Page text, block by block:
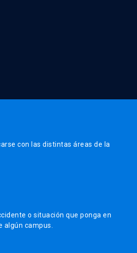
con las distintas áreas de la
o situación que ponga en
algún campus.